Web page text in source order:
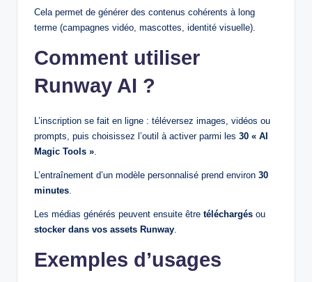
Cela permet de générer des contenus cohérents à long
terme (campagnes vidéo, mascottes, identité visuelle).
Comment utiliser
Runway AI ?
L’inscription se fait en ligne : téléversez images, vidéos ou
prompts, puis choisissez l’outil à activer parmi les 30 « AI
Magic Tools ».
L’entraînement d’un modèle personnalisé prend environ 30
minutes.
Les médias générés peuvent ensuite être téléchargés ou
stocker dans vos assets Runway.
Exemples d’usages